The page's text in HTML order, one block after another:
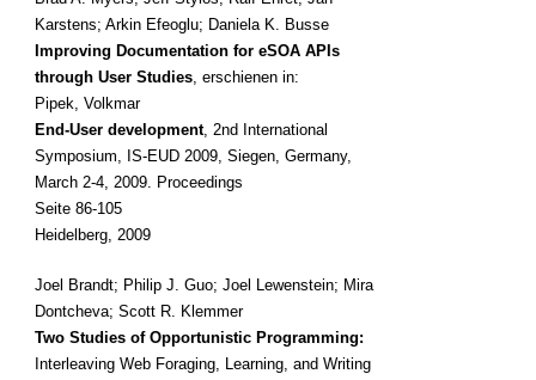
Karstens; Arkin Efeoglu; Daniela K. Busse
Improving Documentation for eSOA APIs
through User Studies, erschienen in:
Pipek, Volkmar
End-User development, 2nd International
Symposium, IS-EUD 2009, Siegen, Germany,
March 2-4, 2009. Proceedings
Seite 86-105
Heidelberg, 2009
Joel Brandt; Philip J. Guo; Joel Lewenstein; Mira
Dontcheva; Scott R. Klemmer
Two Studies of Opportunistic Programming:
Interleaving Web Foraging, Learning, and Writing